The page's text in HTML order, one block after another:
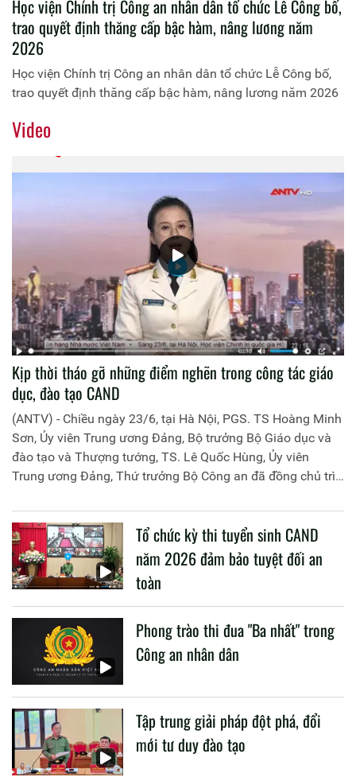
Học viện Chính trị Công an nhân dân tổ chức Lễ Công bố,
trao quyết định thăng cấp bậc hàm, nâng lương năm
2026
Học viện Chính trị Công an nhân dân tổ chức Lễ Công bố,
trao quyết định thăng cấp bậc hàm, nâng lương năm 2026
Video
Kịp thời tháo gỡ những điểm nghẽn trong công tác giáo
dục, đào tạo CAND
(ANTV) - Chiều ngày 23/6, tại Hà Nội, PGS. TS Hoàng Minh
Sơn, Ủy viên Trung ương Đảng, Bộ trưởng Bộ Giáo dục và
đào tạo và Thượng tướng, TS. Lê Quốc Hùng, Ủy viên
Trung ương Đảng, Thứ trưởng Bộ Công an đã đồng chủ trì
liên quan đến công tác giáo dục và đào tạo của lực lượng
CAND.
Tổ chức kỳ thi tuyển sinh CAND
năm 2026 đảm bảo tuyệt đối an
toàn
Phong trào thi đua "Ba nhất" trong
Công an nhân dân
Tập trung giải pháp đột phá, đổi
mới tư duy đào tạo